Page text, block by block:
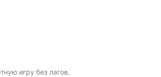
игру без лагов.